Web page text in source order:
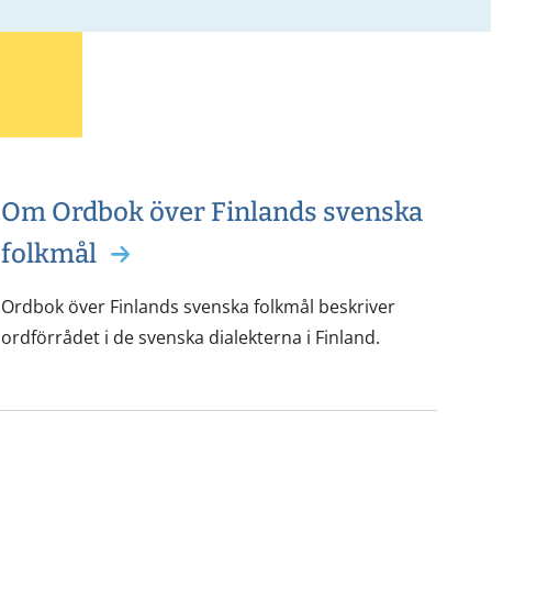
Om Ordbok över Finlands svenska
folkmål
Ordbok över Finlands svenska folkmål beskriver
ordförrådet i de svenska dialekterna i Finland.